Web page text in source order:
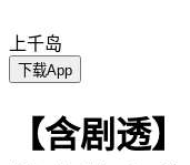
上千岛
下载App
【含剧透